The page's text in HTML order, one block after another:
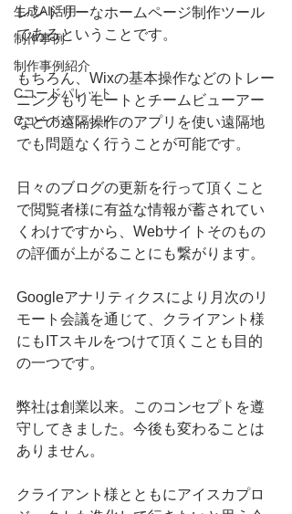
生成AI活用
制作事例
制作事例紹介
Cコードパレット
Cコードパレット
レンドリーなホームページ制作ツール
であるということです。
もちろん、Wixの基本操作などのトレー
ニングもリモートとチームビューアー
などの遠隔操作のアプリを使い遠隔地
でも問題なく行うことが可能です。
日々のブログの更新を行って頂くこと
で閲覧者様に有益な情報が蓄されてい
くわけですから、Webサイトそのもの
の評価が上がることにも繋がります。
Googleアナリティクスにより月次のリ
モート会議を通じて、クライアント様
にもITスキルをつけて頂くことも目的
の一つです。
弊社は創業以来。このコンセプトを遵
守してきました。今後も変わることは
ありません。
クライアント様とともにアイスカプロ